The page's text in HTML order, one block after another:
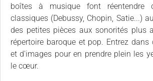
boîtes à musique font réentendre
classiques (Debussy, Chopin, Satie...)
des petites pièces aux sonorités plus
répertoire baroque et pop. Entrez
et d'images pour en prendre plein les
le cœur.